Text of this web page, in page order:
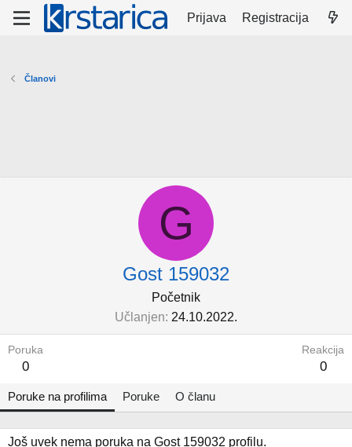
Prijava Registracija
Članovi
G
Gost 159032
Početnik
Učlanjen 24.10.2022.
Poruka
0
Reakcija
0
Poruke na profilima Poruke O članu
Još uvek nema poruka na Gost 159032 profilu.